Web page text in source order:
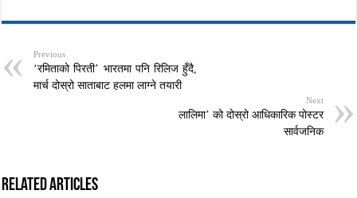
Previous
‘रमिताको पिरती’ भारतमा पनि रिलिज हुँदै,
मार्च दोस्रो साताबाट हलमा लाग्ने तयारी
Next
लालिमा’ को दोस्रो आधिकारिक पोस्टर
सार्वजनिक
Related Articles